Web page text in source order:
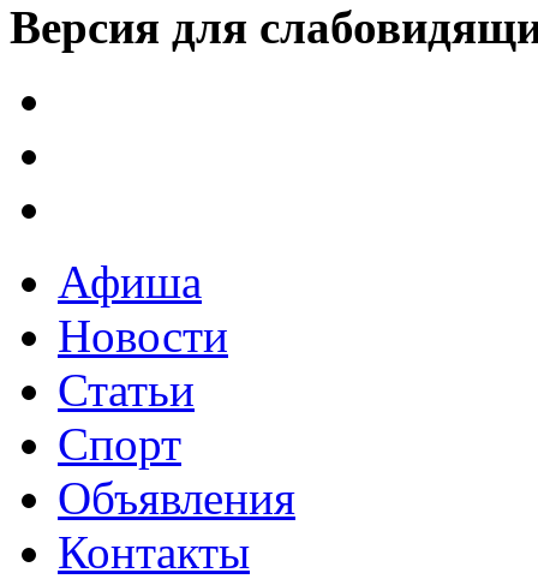
Версия для
Афиша
Новости
Статьи
Спорт
Объявления
Контакты